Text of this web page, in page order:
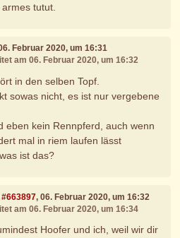
tutut.
Februar 2020, um 16:31
am 06. Februar 2020, um 16:32
in den selben Topf.
sowas nicht, es ist nur vergebene
eben kein Rennpferd, auch wenn
mal in riem laufen lässt
ist das?
, 06. Februar 2020, um 16:32
am 06. Februar 2020, um 16:34
Hoofer und ich, weil wir dir